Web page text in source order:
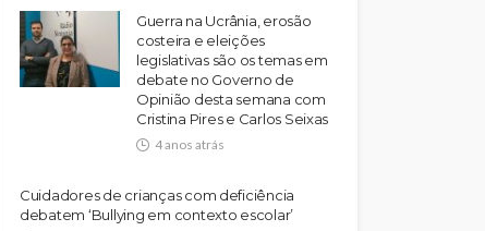
Guerra na Ucrânia, erosão
costeira e eleições
legislativas são os temas em
debate no Governo de
Opinião desta semana com
Cristina Pires e Carlos Seixas
4 anos atrás
Cuidadores de crianças com deficiência
debatem ‘Bullying em contexto escolar’